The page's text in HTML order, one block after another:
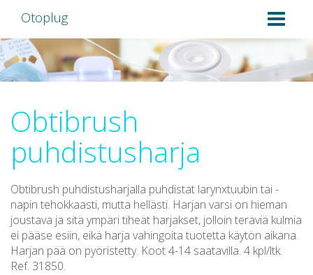
Otoplug
Obtibrush
puhdistusharja
Obtibrush puhdistusharjalla puhdistat larynxtuubin tai -
napin tehokkaasti, mutta hellästi. Harjan varsi on hieman
joustava ja sitä ympäri tiheät harjakset, jolloin teräviä kulmia
ei pääse esiin, eikä harja vahingoita tuotetta käytön aikana.
Harjan pää on pyöristetty. Koot 4-14 saatavilla. 4 kpl/ltk.
Ref. 31850.